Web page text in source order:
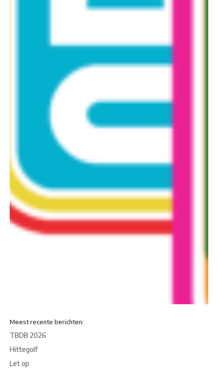
Meest recente berichten:
TBDB 2026
Hittegolf
Let op